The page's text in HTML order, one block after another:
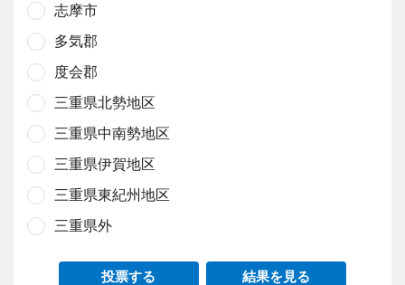
志摩市
多気郡
度会郡
三重県北勢地区
三重県中南勢地区
三重県伊賀地区
三重県東紀州地区
三重県外
投票する 結果を見る